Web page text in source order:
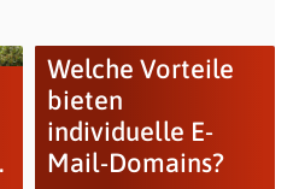
Welche Vorteile
bieten
individuelle E-
Mail-Domains?